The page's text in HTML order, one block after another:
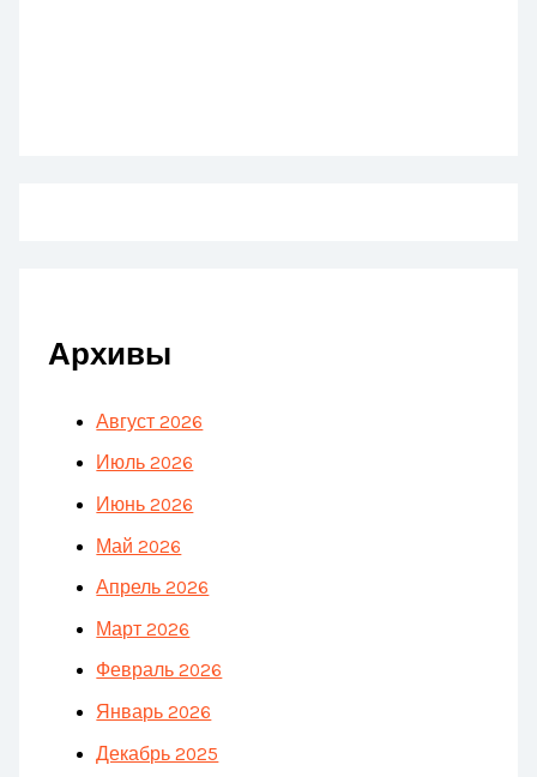
Архивы
Август 2026
Июль 2026
Июнь 2026
Май 2026
Апрель 2026
Март 2026
Февраль 2026
Январь 2026
Декабрь 2025